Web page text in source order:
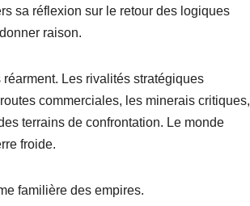
sa réflexion sur le retour des logiques
raison.
Les rivalités stratégiques
commerciales, les minerais critiques,
terrains de confrontation. Le monde
froide.
familière des empires.